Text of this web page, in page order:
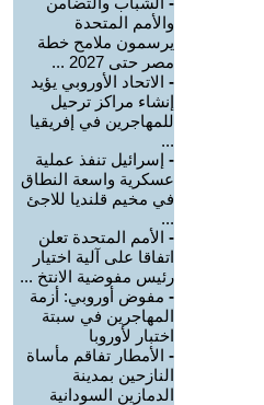
والأمم المتحدة
يرسمون ملامح خطة
مصر حتى 2027 ...
- الاتحاد الأوروبي يؤيد
إنشاء مراكز ترحيل
للمهاجرين في إفريقيا
...
- إسرائيل تنفذ عملية
عسكرية واسعة النطاق
في مخيم قلنديا للاجئ
...
- الأمم المتحدة تعلن
اتفاقا على آلية اختيار
رئيس مفوضية الانتخ ...
- مفوض أوروبي: أزمة
المهاجرين في سبتة
اختبار لأوروبا
- الأمطار تفاقم مأساة
النازحين بمدينة
الدمازين السودانية